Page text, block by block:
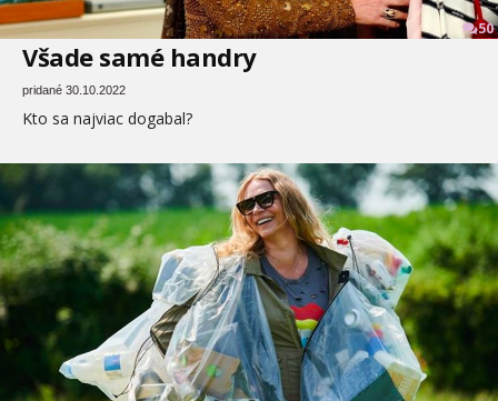
50
Všade samé handry
pridané 30.10.2022
Kto sa najviac dogabal?